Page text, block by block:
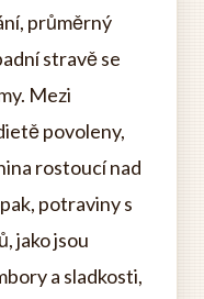
průměrný
stravě se
Mezi
povoleny,
rostoucí nad
potraviny s
jako jsou
a sladkosti,